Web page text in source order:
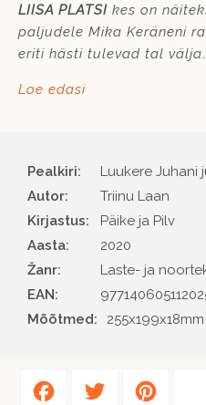
LIISA PLATSI kes on
paljudele Mika Keräneni
eriti hästi tulevad tal välja…
Loe edasi
Pealkiri:
Luukere Juhani
Autor
Triinu Laan
Kirjastus
Päike ja Pilv
Aasta
2020
Žanr
Laste- ja
EAN
Mõõtmed:
255x199x18mm